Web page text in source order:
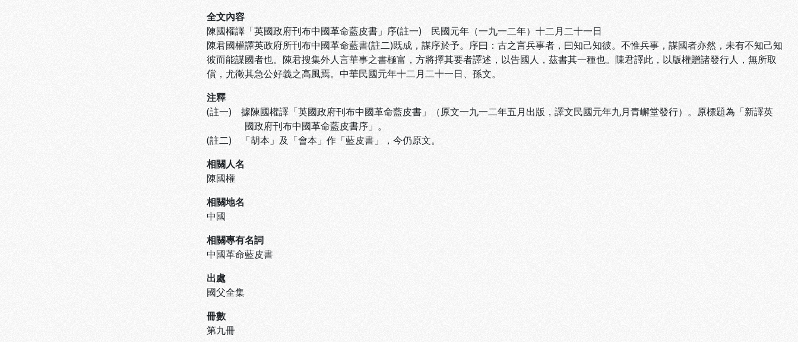
全文內容
陳國權譯「英國政府刊布中國革命藍皮書」序(註一) 民國元年（一九一二年）十二月二十一日
陳君國權譯英政府所刊布中國革命藍書(註二)既成，謀序於予。序曰：古之言兵事者，曰知己知彼。不惟兵事，謀國者亦然，未有不知己知
彼而能謀國者也。陳君搜集外人言華事之書極富，方將擇其要者譯述，以告國人，茲書其一種也。陳君譯此，以版權贈諸發行人，無所取
償，尤徵其急公好義之高風焉。中華民國元年十二月二十一日、孫文。
注釋
(註一) 據陳國權譯「英國政府刊布中國革命藍皮書」（原文一九一二年五月出版，譯文民國元年九月青嶰堂發行）。原標題為「新譯英
國政府刊布中國革命藍皮書序」。
(註二) 「胡本」及「會本」作「藍皮書」，今仍原文。
相關人名
陳國權
相關地名
中國
相關專有名詞
中國革命藍皮書
出處
國父全集
冊數
第九冊